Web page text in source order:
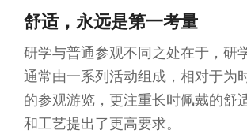
舒适，永远是第一考量
研学与普通参观不同之处在于，研
通常由一系列活动组成，相对于为
的参观游览，更注重长时佩戴的舒
和工艺提出了更高要求。